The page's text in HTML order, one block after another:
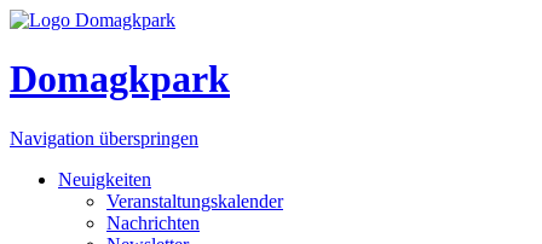
Domagkpark
Navigation überspringen
Neuigkeiten
Veranstaltungskalender
Nachrichten